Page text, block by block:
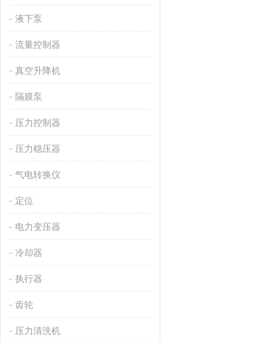
液下泵
流量控制器
真空升降机
隔膜泵
压力控制器
压力稳压器
气电转换仪
定位
电力变压器
冷却器
执行器
齿轮
压力清洗机